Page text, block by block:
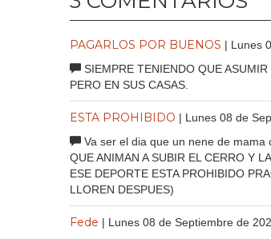
PAGARLOS POR BUENOS | Lunes
SIEMPRE TENIENDO QUE
PERO EN SUS CASAS.
ESTA PROHIBIDO | Lunes 08 de
Va ser el dia que un nene de mama
QUE ANIMAN A SUBIR EL CERRO Y
ESE DEPORTE ESTA PROHIBIDO
LLOREN DESPUES)
Fede | Lunes 08 de Septiembre de